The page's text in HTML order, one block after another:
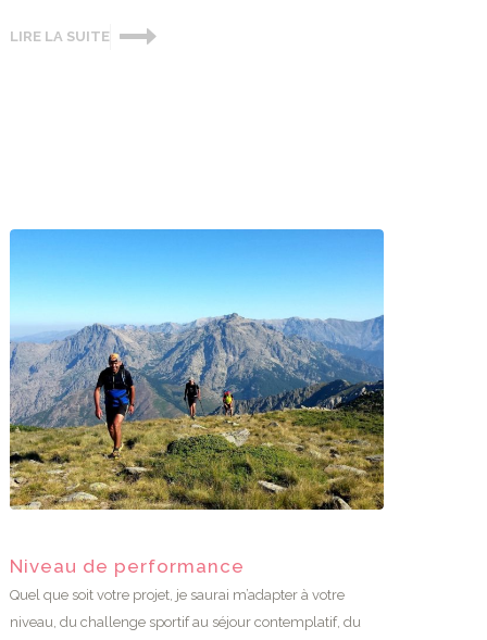
LIRE LA SUITE
Niveau de performance
Quel que soit votre projet, je saurai m’adapter à votre
niveau, du challenge sportif au séjour contemplatif, du